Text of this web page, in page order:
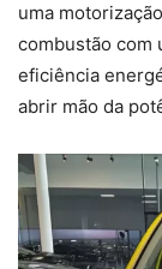
uma motorização
combustão com
eficiência
abrir mão da